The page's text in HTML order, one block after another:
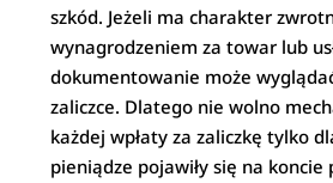
szkód. Jeżeli ma charakter
wynagrodzeniem za towar lub
dokumentowanie może
zaliczce. Dlatego nie wolno
każdej wpłaty za zaliczkę tylko
pieniądze pojawiły się na koncie